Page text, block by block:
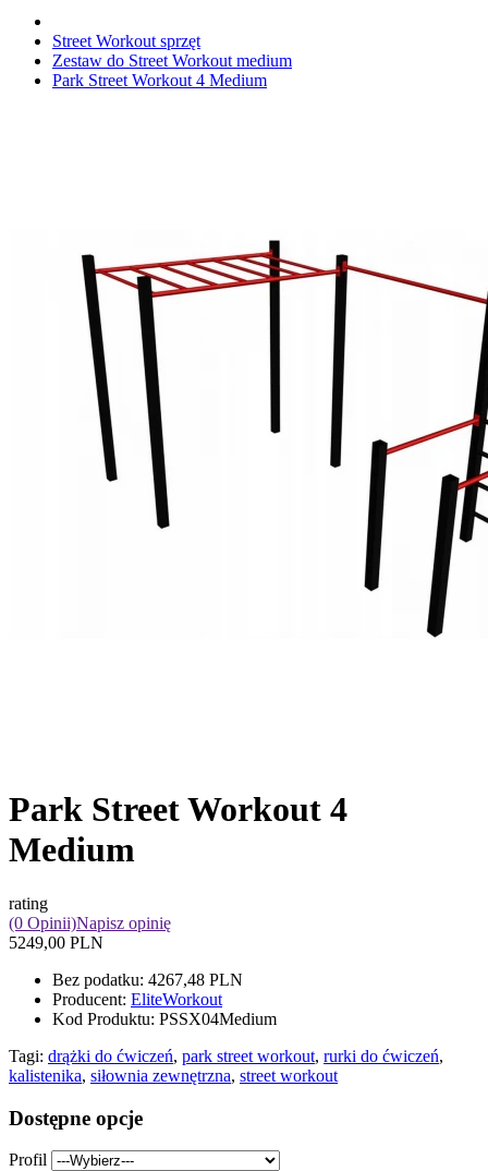
Street Workout sprzęt
Zestaw do Street Workout medium
Park Street Workout 4 Medium
Park Street Workout 4
Medium
rating
(0 Opinii)Napisz opinię
5249,00 PLN
Bez podatku: 4267,48 PLN
Producent: EliteWorkout
Kod Produktu: PSSX04Medium
Tagi: drążki do ćwiczeń, park street workout, rurki do ćwiczeń,
kalistenika, siłownia zewnętrzna, street workout
Dostępne opcje
Profil